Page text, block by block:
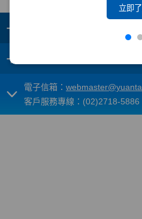
立即
+
+
電子信箱：
客戶服務專線：(02)2718-5886